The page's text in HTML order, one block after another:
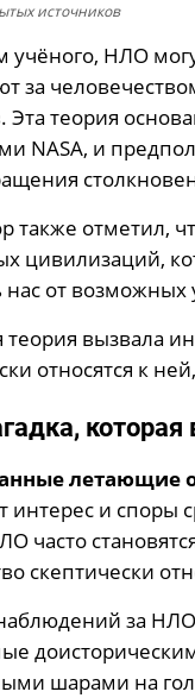
источников
учёного, НЛО
за
Эта теория
NASA, и
также отметил,
цивилизаций,
от возможных
теория вызвала
относятся к
которая
летающие
интерес и споры
часто
скептически
за
шарами на